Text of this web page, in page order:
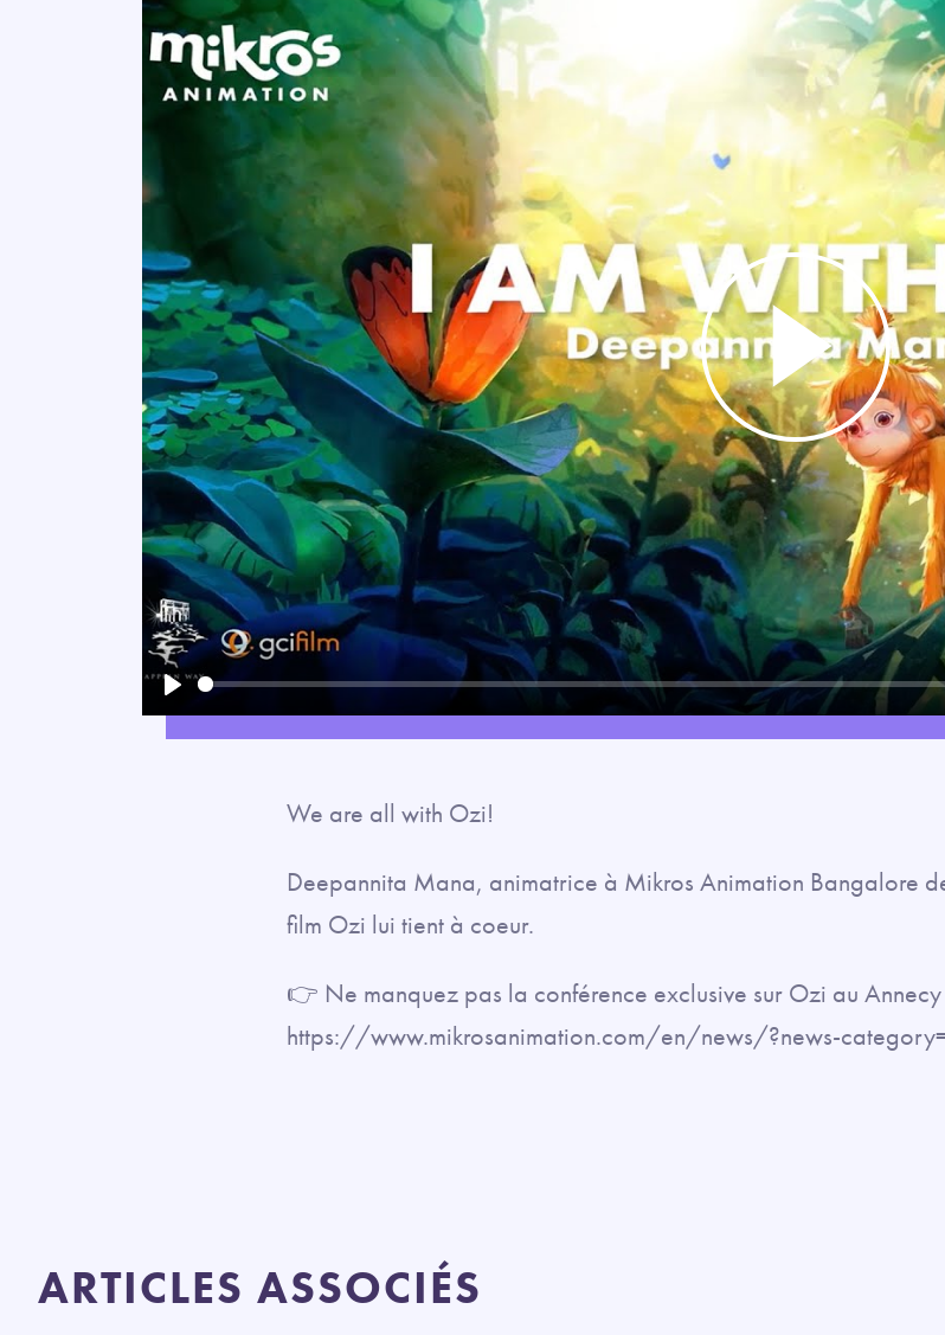
Play
Play
We are all with Ozi!
Deepannita Mana, animatrice à Mikros Animation Bangalore
film Ozi lui tient à coeur.
👉 Ne manquez pas la conférence exclusive sur Ozi au
https://www.mikrosanimation.com/en/news/?news-
ARTICLES ASSOCIÉS